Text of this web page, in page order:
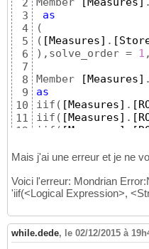
2
3
4
5
6
7
8
9
10
11
12
14
16
17
19
20
21
as
(
( [Measures] .
) ,solve_order = 1
Member
[Measures] .
as
iif ( [Measures] .
iif ( [Measures] .
iif ( [Measures]
ON COLUMNS,
{[Measures].
{[Time].[1997]
)
Mais j'ai une erreur et je ne
Voici l'erreur: Mondrian
'iif(<Logical Expression>,
while.dede, le 02/12/2015 à